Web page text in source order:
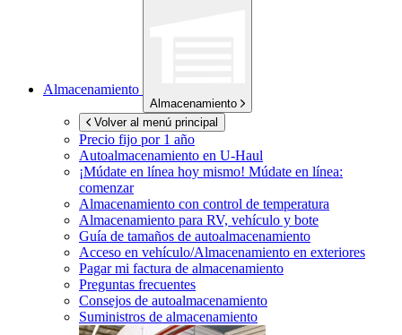
Almacenamiento
Almacenamiento
Volver al menú principal
Precio fijo por 1 año
Autoalmacenamiento en U-Haul
¡Múdate en línea hoy mismo! Múdate en línea:
comenzar
Almacenamiento con control de temperatura
Almacenamiento para RV, vehículo y bote
Guía de tamaños de autoalmacenamiento
Acceso en vehículo/Almacenamiento en exteriores
Pagar mi factura de almacenamiento
Preguntas frecuentes
Consejos de autoalmacenamiento
Suministros de almacenamiento